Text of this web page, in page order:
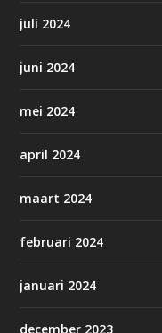
juli 2024
juni 2024
mei 2024
april 2024
maart 2024
februari 2024
januari 2024
december 2023